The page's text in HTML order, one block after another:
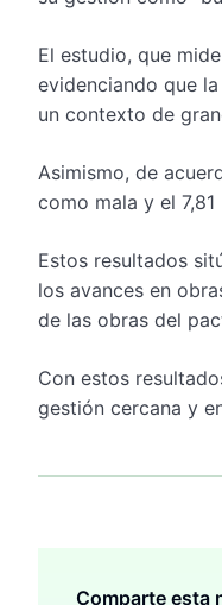
El estudio, que
evidenciando que
un contexto de
Asimismo, de
como mala y el
Estos resultados
los avances en
de las obras del
Con estos
gestión cercana y
Comparte esta